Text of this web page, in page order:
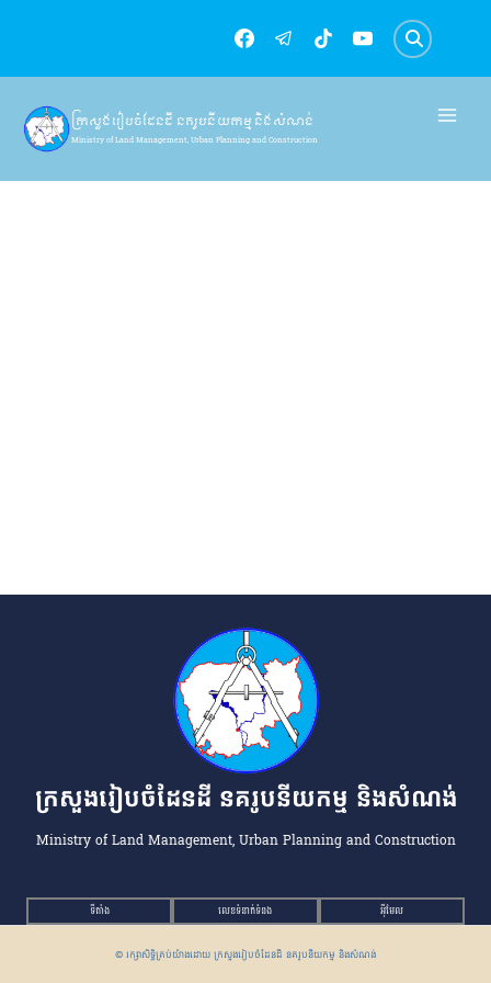
content
ក្រសួងរៀបចំដែនដី នគរូបនីយកម្ម និងសំណង់
Ministry of Land Management, Urban Planning and Construction
ក្រសួងរៀបចំដែនដី នគរូបនីយកម្ម និងសំណង់
Ministry of Land Management, Urban Planning and Construction
ទីតាំង លេខទំនាក់ទំនង អ៉ីមែល
© រក្សាសិទ្ធិគ្រប់យ៉ាងដោយ ក្រសួងរៀបចំដែនដី នគរូបនីយកម្ម និងសំណង់